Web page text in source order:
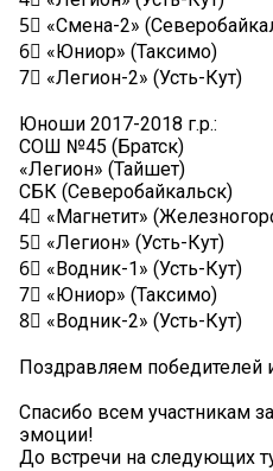
5⃣ «Смена-2»
6⃣ «Юниор» (Таксимо)
7⃣ «Легион-2» (Усть-Кут)
Юноши 2017-2018 г.р.:
СОШ №45 (Братск)
«Легион» (Тайшет)
СБК (Северобайкальск)
4⃣ «Магнетит»
5⃣ «Легион» (Усть-Кут)
6⃣ «Водник-1» (Усть-Кут)
7⃣ «Юниор» (Таксимо)
8⃣ «Водник-2» (Усть-Кут)
Поздравляем победителей
Спасибо всем участникам
эмоции!
До встречи на следующих